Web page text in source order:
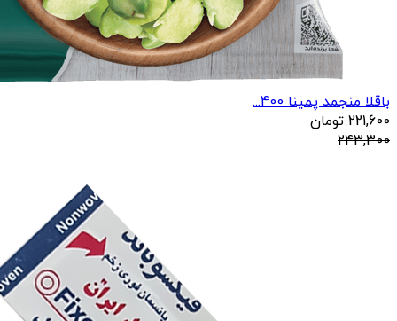
باقلا منجمد پمینا 400...
221,600 تومان
243,300